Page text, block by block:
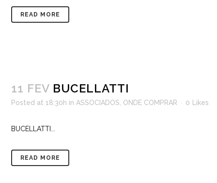
READ MORE
11 FEV BUCELLATTI
Posted at 18:30h in ASSOCIADOS ONDE COMPRAR 0 Likes
BUCELLATTI...
READ MORE